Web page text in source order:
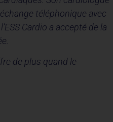
téléphonique avec
Cardio a accepté de la
de plus quand le